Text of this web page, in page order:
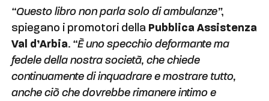
“Questo libro non parla solo di ambulanze”,
spiegano i promotori della Pubblica Assistenza
Val d’Arbia. “È uno specchio deformante ma
fedele della nostra società, che chiede
continuamente di inquadrare e mostrare tutto,
anche ciò che dovrebbe rimanere intimo e